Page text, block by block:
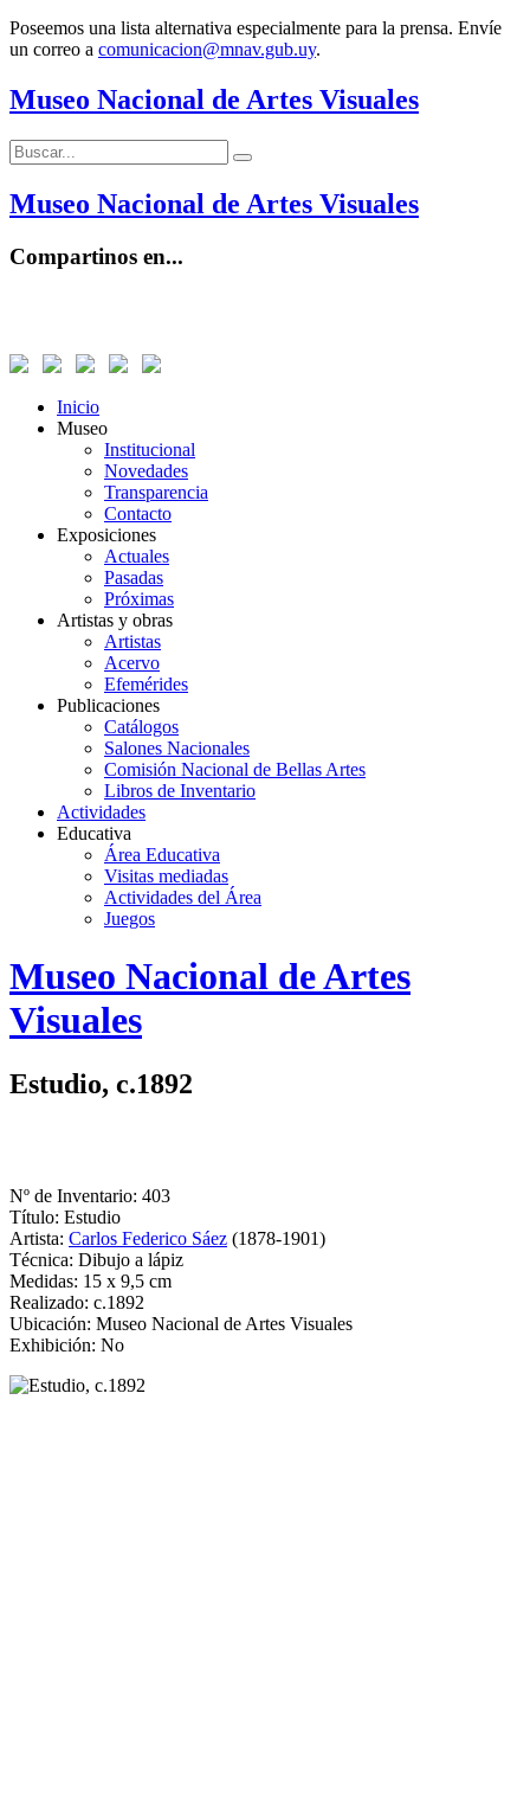
Poseemos una lista alternativa especialmente para la prensa. Envíe
un correo a comunicacion@mnav.gub.uy.
Museo Nacional de Artes Visuales
Buscar:
Buscar
Museo Nacional de Artes Visuales
Compartinos en...
Inicio
Museo
Institucional
Novedades
Transparencia
Contacto
Exposiciones
Actuales
Pasadas
Próximas
Artistas y obras
Artistas
Acervo
Efemérides
Publicaciones
Catálogos
Salones Nacionales
Comisión Nacional de Bellas Artes
Libros de Inventario
Actividades
Educativa
Área Educativa
Visitas mediadas
Actividades del Área
Juegos
Logo
MNAV
Museo Nacional de Artes
Visuales
Estudio, c.1892
Nº de Inventario: 403
Título: Estudio
Artista: Carlos Federico Sáez (1878-1901)
Técnica: Dibujo a lápiz
Medidas: 15 x 9,5 cm
Realizado: c.1892
Ubicación: Museo Nacional de Artes Visuales
Exhibición: No